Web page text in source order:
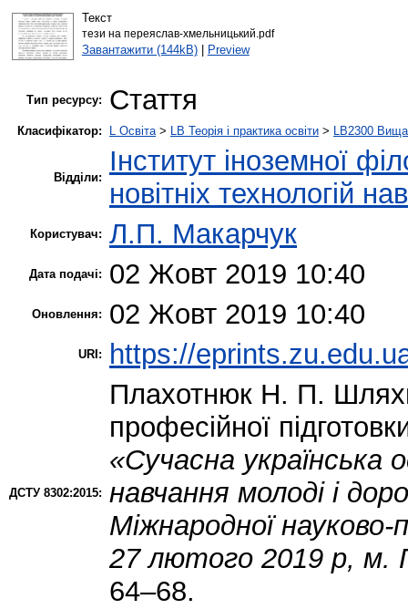
Текст
тези на переяслав-хмельницький.pdf
Завантажити (144kB)| Preview
Тип ресурсу: Стаття
Класифікатор: L Освіта> LB Теорія і практика освіти > LB2300 Вища
Відділи:
Інститут іноземної
новітніх технологій
Користувач: Л.П. Макарчук
Дата подачі: 02 Жовт 2019 10:40
Оновлення: 02 Жовт 2019 10:40
URI: https://
ДСТУ 8302:2015:
Плахотнюк Н. П.
професійної
«Сучасна українська
навчання молоді і
Міжнародної
27 лютого 2019 р, м.
64–68.